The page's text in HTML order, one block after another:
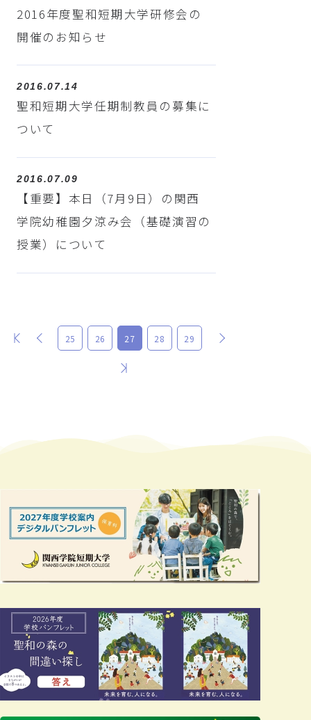
2016年度聖和短期大学研修会の
開催のお知らせ
2016.07.14
聖和短期大学任期制教員の募集に
ついて
2016.07.09
【重要】本日（7月9日）の関西
学院幼稚園夕涼み会（基礎演習の
授業）について
最初 前 25 26 27 28 29
最後